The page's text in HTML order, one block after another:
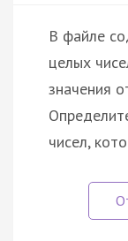
В файле
целых
значения
чисел,